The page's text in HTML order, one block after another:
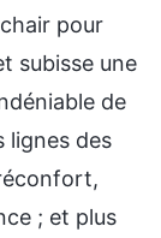
pour
subisse une
de
lignes des
; et plus